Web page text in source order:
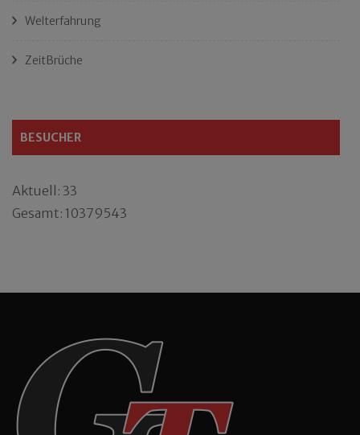
Welterfahrung
ZeitBrüche
BESUCHER
Aktuell: 33
Gesamt: 10379543